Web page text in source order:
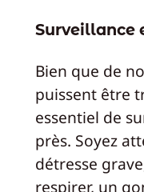
Surveillance
Bien que de
puissent être
essentiel de
près. Soyez
détresse
respirer, un